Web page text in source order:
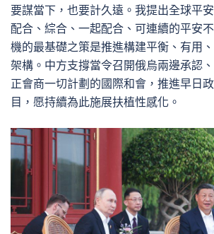
要謀當下，也要計久遠。我提出全球平
配合、綜合、一起配合、可連續的平安
機的最基礎之策是推進構建平衡、有用
架構。中方支撐當令召開俄烏兩邊承認
正會商一切計劃的國際和會，推進早日
目，愿持續為此施展扶植性感化。